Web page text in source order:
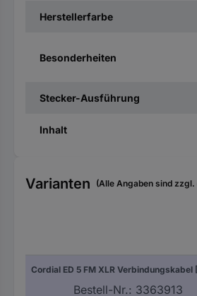
Herstellerfarbe
Besonderheiten
Stecker-Ausführung
Inhalt
Varianten (Alle Angaben sind
Bestell-Nr.: 3363913